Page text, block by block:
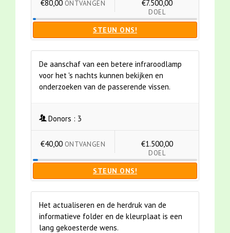
€80,00 ONTVANGEN €7.500,00
DOEL
STEUN ONS!
De aanschaf van een betere infraroodlamp
voor het 's nachts kunnen bekijken en
onderzoeken van de passerende vissen.
Donors : 3
€40,00 ONTVANGEN €1.500,00
DOEL
STEUN ONS!
Het actualiseren en de herdruk van de
informatieve folder en de kleurplaat is een
lang gekoesterde wens.